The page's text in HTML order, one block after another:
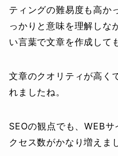
ティングの難易度も高か
っかりと意味を理解しな
い言葉で文章を作成して
文章のクオリティが高く
れましたね。
SEOの観点でも、WEB
クセス数がかなり増えま